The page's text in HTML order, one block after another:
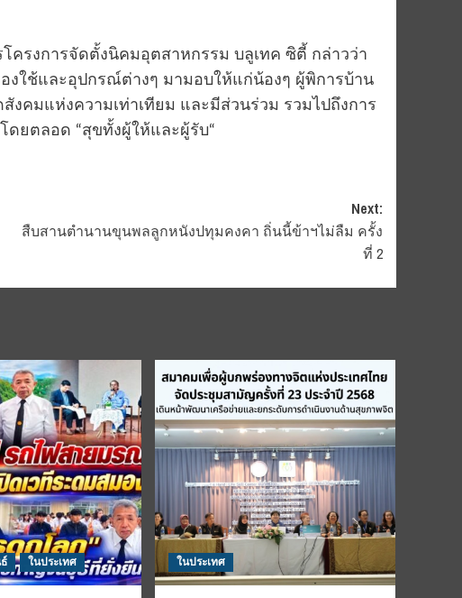
รงการจัดตั้งนิคมอุตสาหกรรม บลูเทค ซิตี้ กล่าวว่า
งใช้และอุปกรณ์ต่างๆ มามอบให้แก่น้องๆ ผู้พิการบ้าน
งคมแห่งความเท่าเทียม และมีส่วนร่วม รวมไปถึงการ
ดยตลอด “สุขทั้งผู้ให้และผู้รับ“
Next:
สืบสานตำนานขุนพลลูกหนังปทุมคงคา ถิ่นนี้ข้าฯไม่ลืม ครั้ง
ที่ 2
ในประเทศ ในประเทศ